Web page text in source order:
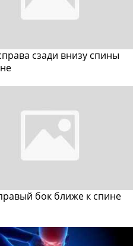
сзади внизу спины
бок ближе к спине